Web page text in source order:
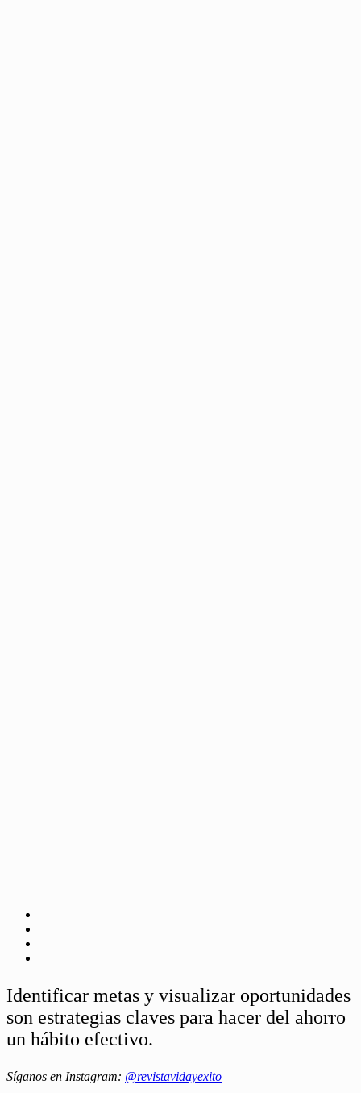
Identificar metas y visualizar oportunidades
son estrategias claves para hacer del ahorro
un hábito efectivo.
Síganos en Instagram: @revistavidayexito